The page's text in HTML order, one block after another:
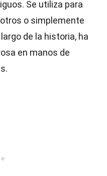
Se utiliza para
o simplemente
de la historia, ha
en manos de